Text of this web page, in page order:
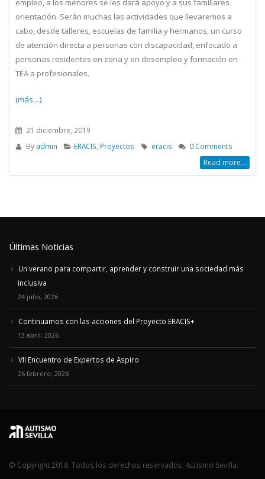
empleo, a los menores se les dará apoyo y a sus familiares
orientación. Serán muchas las actividades que llevaremos a
cabo, desde talleres, escuelas de familia y hermanos, un curso
de atención directa a personas con discapacidad, enfocado a
personas residentes en zona y en desempleo y formación en
TEA a profesionales.
(más…)
21 diciembre, 2019
By admin ERACIS, Proyectos eracis 0 Comments
Read more...
Últimas Noticias
Un verano para compartir, aprender y construir una sociedad más
inclusiva
24 julio, 2026
Continuamos con las acciones del Proyecto ERACIS+
13 abril, 2026
VII Encuentro de Expertos de Aspiro
26 febrero, 2026
© Copyright 2018. Todos los derechos reservados. Autismo Sevilla.